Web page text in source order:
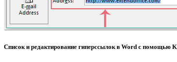
Список и редактирование гиперссылок в Word с помощью